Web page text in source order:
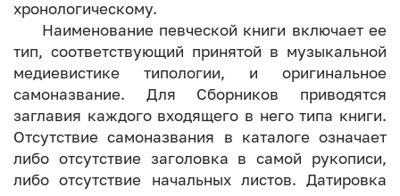
хронологическому.
Наименование певческой книги включает ее
тип, соответствующий принятой в музыкальной
медиевистике типологии, и оригинальное
самоназвание. Для Сборников приводятся
заглавия каждого входящего в него типа книги.
Отсутствие самоназвания в каталоге означает
либо отсутствие заголовка в самой рукописи,
либо отсутствие начальных листов. Датировка